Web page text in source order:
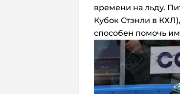
времени на льду.
Кубок Стэнли в
способен помочь им